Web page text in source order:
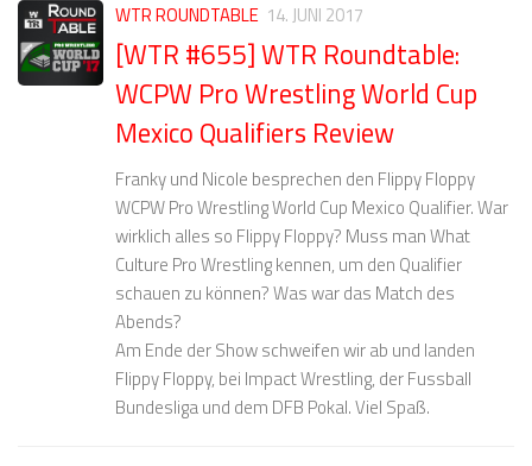
WTR ROUNDTABLE 14. JUNI 2017
[WTR #655] WTR Roundtable:
WCPW Pro Wrestling World Cup
Mexico Qualifiers Review
Franky und Nicole besprechen den Flippy Floppy
WCPW Pro Wrestling World Cup Mexico Qualifier. War
wirklich alles so Flippy Floppy? Muss man What
Culture Pro Wrestling kennen, um den Qualifier
schauen zu können? Was war das Match des
Abends?
Am Ende der Show schweifen wir ab und landen
Flippy Floppy, bei Impact Wrestling, der Fussball
Bundesliga und dem DFB Pokal. Viel Spaß.